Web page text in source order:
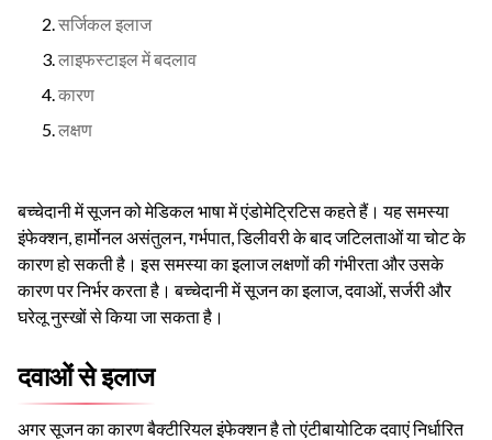
सर्जिकल इलाज
लाइफस्टाइल में बदलाव
कारण
लक्षण
बच्चेदानी में सूजन को मेडिकल भाषा में एंडोमेट्रिटिस कहते हैं। यह समस्या
इंफेक्शन, हार्मोनल असंतुलन, गर्भपात, डिलीवरी के बाद जटिलताओं या चोट के
कारण हो सकती है। इस समस्या का इलाज लक्षणों की गंभीरता और उसके
कारण पर निर्भर करता है। बच्चेदानी में सूजन का इलाज, दवाओं, सर्जरी और
घरेलू नुस्खों से किया जा सकता है।
दवाओं से इलाज
अगर सूजन का कारण बैक्टीरियल इंफेक्शन है तो एंटीबायोटिक दवाएं निर्धारित